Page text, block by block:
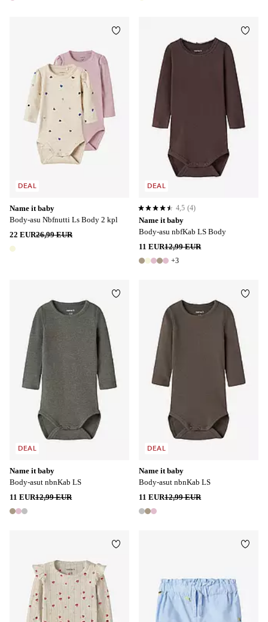
1 väri 1 väri
Name it baby
Body-asu Nbfnutti Ls Body 2 kpl
22 EUR26,99 EUR
1 väri
DEAL
Lisää suosikkeihin
Name it baby
Body-asu nbfKab LS Body
11 EUR12,99 EUR
8 värejä
+3
4,5 perustuen 4 arvosanaan
4,5 (4)
DEAL
Name it baby
Body-asut nbnKab LS
11 EUR12,99 EUR
3 värejä
DEAL
Lisää suosikkeihin
Name it baby
Body-asut nbnKab LS
11 EUR12,99 EUR
3 värejä
DEAL
Lisää suosikkeihin